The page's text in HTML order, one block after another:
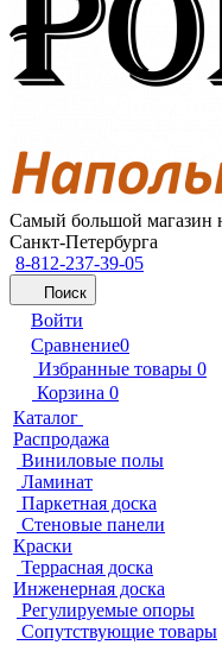
Самый большой магазин
Санкт-Петербурга
8-812-237-39-05
Поиск
Войти
Сравнение0
Избранные товары 0
Корзина 0
Каталог
Распродажа
Виниловые полы
Ламинат
Паркетная доска
Стеновые панели
Краски
Террасная доска
Инженерная доска
Регулируемые опоры
Сопутствующие товары